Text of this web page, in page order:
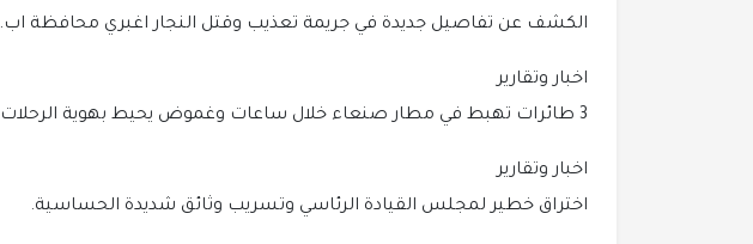
الكشف عن تفاصيل جديدة في جريمة تعذيب وقتل النجار اغبري محافظة اب.
اخبار وتقارير
3 طائرات تهبط في مطار صنعاء خلال ساعات وغموض يحيط بهوية الرحلات.
اخبار وتقارير
اختراق خطير لمجلس القيادة الرئاسي وتسريب وثائق شديدة الحساسية.